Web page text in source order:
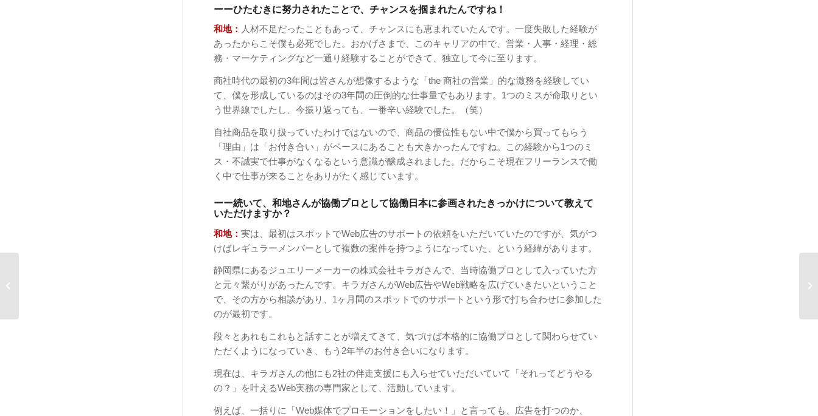
ーーひたむきに努力されたことで、チャンスを掴まれたんですね！
和地： 人材不足だったこともあって、チャンスにも恵まれていたんです。一度失敗した経験が
あったからこそ僕も必死でした。おかげさまで、このキャリアの中で、営業・人事・経理・総
務・マーケティングなど一通り経験することができて、独立して今に至ります。
商社時代の最初の3年間は皆さんが想像するような「the 商社の営業」的な激務を経験してい
て、僕を形成しているのはその3年間の圧倒的な仕事量でもあります。1つのミスが命取りとい
う世界線でしたし、今振り返っても、一番辛い経験でした。（笑）
自社商品を取り扱っていたわけではないので、商品の優位性もない中で僕から買ってもらう
「理由」は「お付き合い」がベースにあることも大きかったんですね。この経験から1つのミ
ス・不誠実で仕事がなくなるという意識が醸成されました。だからこそ現在フリーランスで働
く中で仕事が来ることをありがたく感じています。
ーー続いて、和地さんが協働プロとして協働日本に参画されたきっかけについて教えて
いただけますか？
和地： 実は、最初はスポットでWeb広告のサポートの依頼をいただいていたのですが、気がつ
けばレギュラーメンバーとして複数の案件を持つようになっていた、という経緯があります。
静岡県にあるジュエリーメーカーの株式会社キラガさんで、当時協働プロとして入っていた方
と元々繋がりがあったんです。キラガさんがWeb広告やWeb戦略を広げていきたいということ
で、その方から相談があり、1ヶ月間のスポットでのサポートという形で打ち合わせに参加した
のが最初です。
段々とあれもこれもと話すことが増えてきて、気づけば本格的に協働プロとして関わらせてい
ただくようになっていき、もう2年半のお付き合いになります。
現在は、キラガさんの他にも2社の伴走支援にも入らせていただいていて「それってどうやる
の？」を叶えるWeb実務の専門家として、活動しています。
例えば、一括りに「Web媒体でプロモーションをしたい！」と言っても、広告を打つのか、